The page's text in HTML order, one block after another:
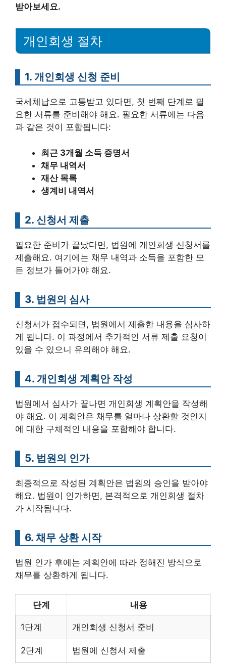
받아보세요.
개인회생 절차
1. 개인회생 신청 준비
국세체납으로 고통받고 있다면, 첫 번째 단계로 필
요한 서류를 준비해야 해요. 필요한 서류에는 다음
과 같은 것이 포함됩니다:
최근 3개월 소득 증명서
채무 내역서
재산 목록
생계비 내역서
2. 신청서 제출
필요한 준비가 끝났다면, 법원에 개인회생 신청서를
제출해요. 여기에는 채무 내역과 소득을 포함한 모
든 정보가 들어가야 해요.
3. 법원의 심사
신청서가 접수되면, 법원에서 제출한 내용을 심사하
게 됩니다. 이 과정에서 추가적인 서류 제출 요청이
있을 수 있으니 유의해야 해요.
4. 개인회생 계획안 작성
법원에서 심사가 끝나면 개인회생 계획안을 작성해
야 해요. 이 계획안은 채무를 얼마나 상환할 것인지
에 대한 구체적인 내용을 포함해야 합니다.
5. 법원의 인가
최종적으로 작성된 계획안은 법원의 승인을 받아야
해요. 법원이 인가하면, 본격적으로 개인회생 절차
가 시작됩니다.
6. 채무 상환 시작
법원 인가 후에는 계획안에 따라 정해진 방식으로
채무를 상환하게 됩니다.
단계 내용
1단계 개인회생 신청서 준비
2단계 법원에 신청서 제출